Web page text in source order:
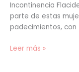
Incontinencia
parte de estas
padecimientos,
Leer más »